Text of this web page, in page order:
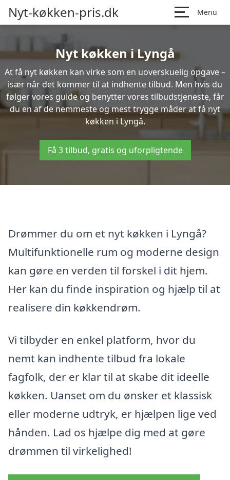
Nyt-køkken-pris.dk Menu
Nyt køkken i Lyngå
At få nyt køkken kan virke som en uoverskuelig opgave –
især når det kommer til at indhente tilbud. Men hvis du
følger vores guide og benytter vores tilbudstjeneste, får
du en af de nemmeste og mest trygge måder at få nyt
køkken i Lyngå.
Få 3 tilbud, gratis og uforpligtende
Drømmer du om et nyt køkken i Lyngå?
Multifunktionelle rum og moderne design
kan gøre en verden til forskel i dit hjem.
Her kan du finde inspiration og hjælp til at
realisere din køkkendrøm.
Vi tilbyder en enkel platform, hvor du
nemt kan indhente tilbud fra lokale
fagfolk, der er klar til at skabe dit ideelle
køkken. Uanset om du ønsker et klassisk
eller moderne udtryk, er hjælpen lige ved
hånden. Lad os hjælpe dig med at gøre
drømmen til virkelighed!